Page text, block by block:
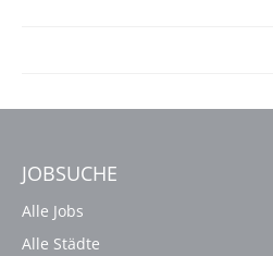
JOBSUCHE
Alle Jobs
Alle Städte